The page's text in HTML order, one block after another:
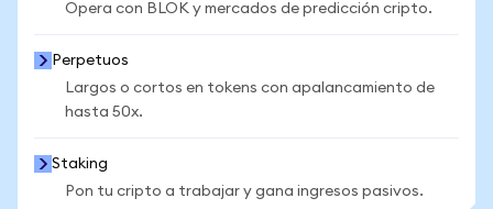
Opera con BLOK y mercados de predicción cripto.
Perpetuos
Largos o cortos en tokens con apalancamiento de
hasta 50x.
Staking
Pon tu cripto a trabajar y gana ingresos pasivos.